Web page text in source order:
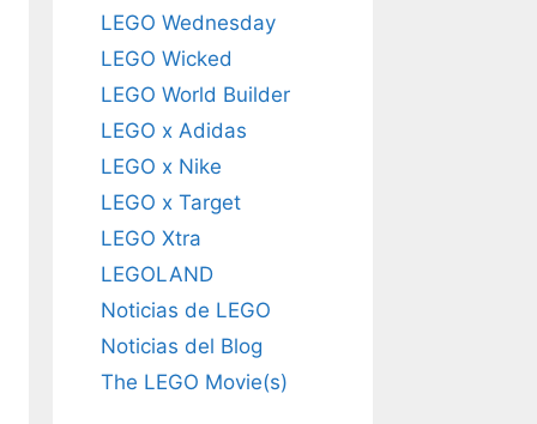
LEGO Wednesday
LEGO Wicked
LEGO World Builder
LEGO x Adidas
LEGO x Nike
LEGO x Target
LEGO Xtra
LEGOLAND
Noticias de LEGO
Noticias del Blog
The LEGO Movie(s)